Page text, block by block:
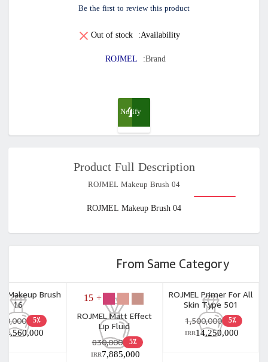
Be the first to review this product
Availability:
Out of stock
Brand:
ROJMEL
Notify
when
Product Full Description
ROJMEL Makeup Brush 04
ROJMEL Makeup Brush 04
From Same Category
Makeup Brush
16
5٪
4,560,000
+ 15
ROJMEL Matt Effect
Lip Fluid
5٪ 830,000
7,885,000
IRR
ROJMEL Primer For All
Skin Type 501
5٪ 1,500,000
14,250,000
IRR